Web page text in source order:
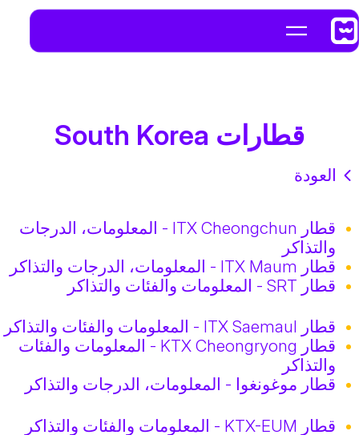
قطارات South Korea
العودة
قطار ITX Cheongchun - المعلومات، الدرجات
والتذاكر
قطار ITX Maum - المعلومات، الدرجات والتذاكر
قطار SRT - المعلومات والفئات والتذاكر
قطار ITX Saemaul - المعلومات والفئات والتذاكر
قطار KTX Cheongryong - المعلومات والفئات
والتذاكر
قطار موغونغوا - المعلومات، الدرجات والتذاكر
قطار KTX-EUM - المعلومات والفئات والتذاكر